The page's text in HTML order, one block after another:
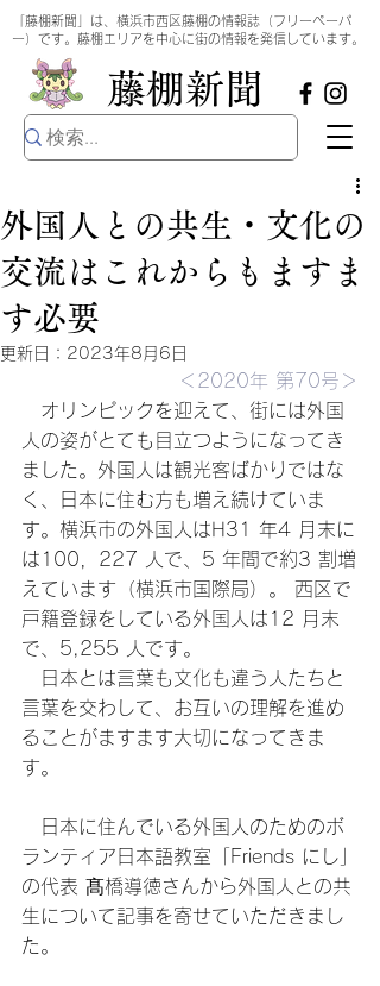
​藤棚新聞
「藤棚新聞」は、横浜市西区藤棚の情報誌（フリーペーパ
ー）です。藤棚エリアを中心に街の情報を発信しています。
外国人との共生・文化の
交流はこれからもますま
す必要
更新日： 2023年8月6日
＜2020年 第70号＞
オリンピックを迎えて、街には外国
人の姿がとても目立つようになってき
ました。外国人は観光客ばかりではな
く、日本に住む方も増え続けていま
す。横浜市の外国人はH31 年4 月末に
は100，227 人で、5 年間で約3 割増
えています（横浜市国際局）。 西区で
戸籍登録をしている外国人は12 月末
で、5,255 人です。
日本とは言葉も文化も違う人たちと
言葉を交わして、お互いの理解を進め
ることがますます大切になってきま
す。
日本に住んでいる外国人のためのボ
ランティア日本語教室「Friends にし」
の代表 髙橋導徳さんから外国人との共
生について記事を寄せていただきまし
た。